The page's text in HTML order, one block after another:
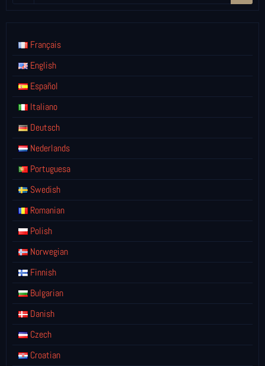
Français
English
Español
Italiano
Deutsch
Nederlands
Portuguesa
Swedish
Romanian
Polish
Norwegian
Finnish
Bulgarian
Danish
Czech
Croatian